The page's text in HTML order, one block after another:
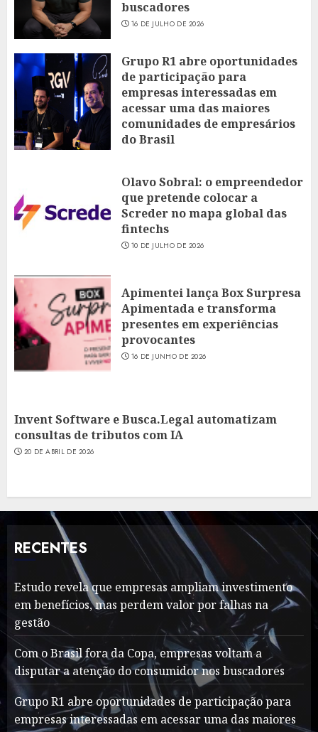
buscadores
16 DE JULHO DE 2026
Grupo R1 abre oportunidades
de participação para
empresas interessadas em
acessar uma das maiores
comunidades de empresários
do Brasil
Olavo Sobral: o empreendedor
que pretende colocar a
Screder no mapa global das
fintechs
10 DE JULHO DE 2026
Apimentei lança Box Surpresa
Apimentada e transforma
presentes em experiências
provocantes
16 DE JUNHO DE 2026
Invent Software e Busca.Legal automatizam
consultas de tributos com IA
20 DE ABRIL DE 2026
RECENTES
Estudo revela que empresas ampliam investimento
em benefícios, mas perdem valor por falhas na
gestão
Com o Brasil fora da Copa, empresas voltam a
disputar a atenção do consumidor nos buscadores
Grupo R1 abre oportunidades de participação para
empresas interessadas em acessar uma das maiores